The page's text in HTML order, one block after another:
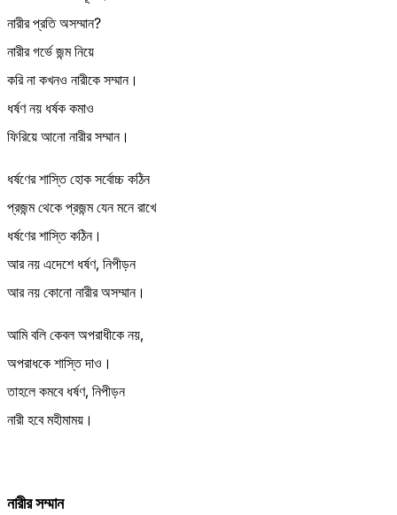
নারীর প্রতি অসম্মান?
নারীর গর্ভে জন্ম নিয়ে
করি না কখনও নারীকে সম্মান।
ধর্ষণ নয় ধর্ষক কমাও
ফিরিয়ে আনো নারীর সম্মান।
ধর্ষণের শাস্তি হোক সর্বোচ্চ কঠিন
প্রজন্ম থেকে প্রজন্ম যেন মনে রাখে
ধর্ষণের শাস্তি কঠিন।
আর নয় এদেশে ধর্ষণ, নিপীড়ন
আর নয় কোনো নারীর অসম্মান।
আমি বলি কেবল অপরাধীকে নয়,
অপরাধকে শাস্তি দাও।
তাহলে কমবে ধর্ষণ, নিপীড়ন
নারী হবে মহীমাময়।
নারীর সম্মান